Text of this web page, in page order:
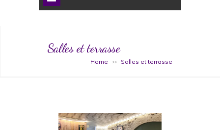
Salles et terrasse
Home >> Salles et terrasse